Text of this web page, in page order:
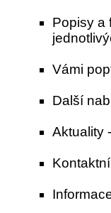
Popisy a
Vámi
Další
Aktuality